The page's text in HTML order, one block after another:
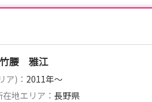
腰 雅江
ア)： 2011年〜
地エリア： 長野県